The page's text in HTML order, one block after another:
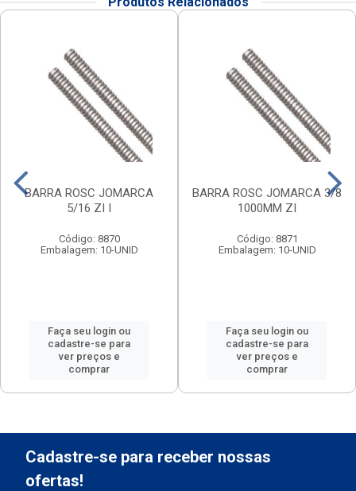
BARRA ROSC JOMARCA
5/16 ZI I
Código: 8870
Embalagem: 10-UNID
Faça seu login ou
cadastre-se para
ver preços e
comprar
BARRA ROSC JOMARCA 3/8
1000MM ZI
Código: 8871
Embalagem: 10-UNID
Faça seu login ou
cadastre-se para
ver preços e
comprar
Cadastre-se para receber nossas
ofertas!